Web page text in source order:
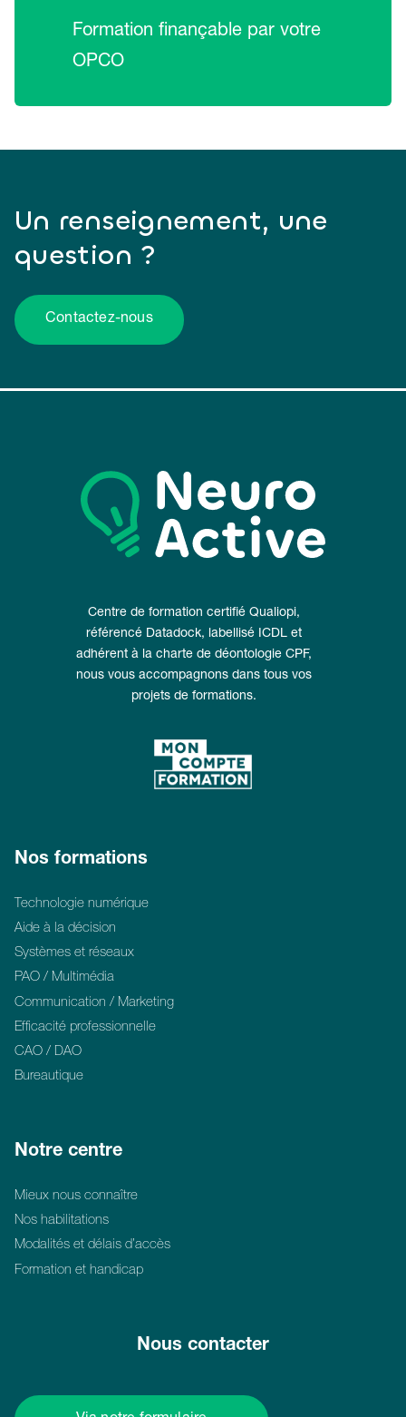
Formation finançable par votre
OPCO
Un renseignement, une
question ?
Contactez-nous
Centre de formation certifié Qualiopi,
référencé Datadock, labellisé ICDL et
adhérent à la charte de déontologie CPF,
nous vous accompagnons dans tous vos
projets de formations.
Nos formations
Technologie numérique
Aide à la décision
Systèmes et réseaux
PAO / Multimédia
Communication / Marketing
Efficacité professionnelle
CAO / DAO
Bureautique
Notre centre
Mieux nous connaître
Nos habilitations
Modalités et délais d’accès
Formation et handicap
Nous contacter